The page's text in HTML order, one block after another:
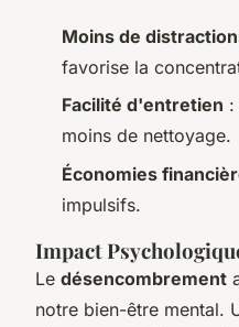
Moins de
favorise la
Facilité d'entretien :
moins de nettoyage.
Économies
impulsifs.
Impact
Le désencombrement
notre bien-être mental.